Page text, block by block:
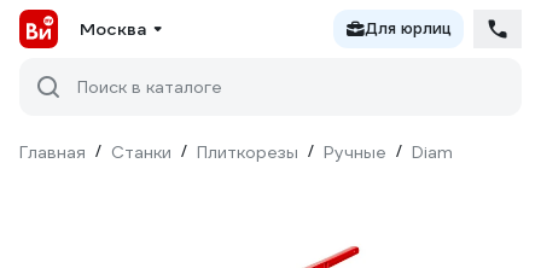
Москва Для юрлиц
Поиск в каталоге
Главная / Станки / Плиткорезы / Ручные / Diam